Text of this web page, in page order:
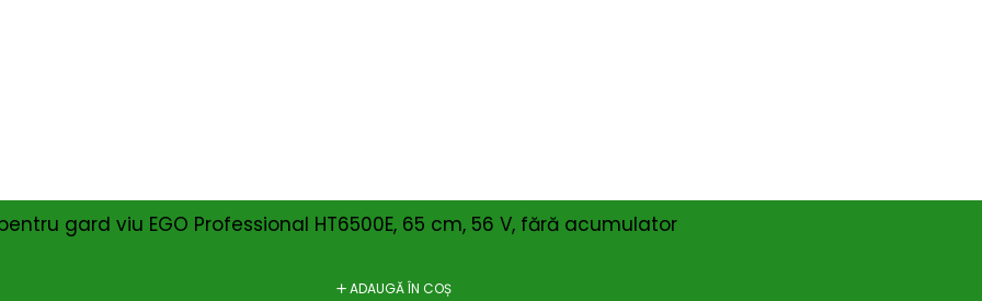
gard viu EGO Professional HT6500E, 65 cm, 56 V, fără acumulator
ADAUGĂ ÎN COȘ